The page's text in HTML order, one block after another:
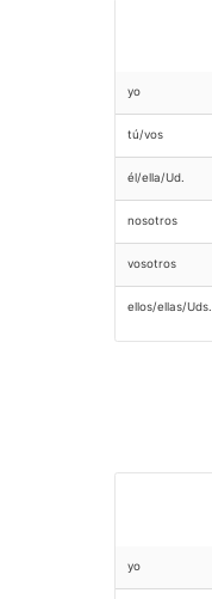
yo
tú/vos
él/ella/Ud.
nosotros
vosotros
ellos/ellas/Uds.
yo